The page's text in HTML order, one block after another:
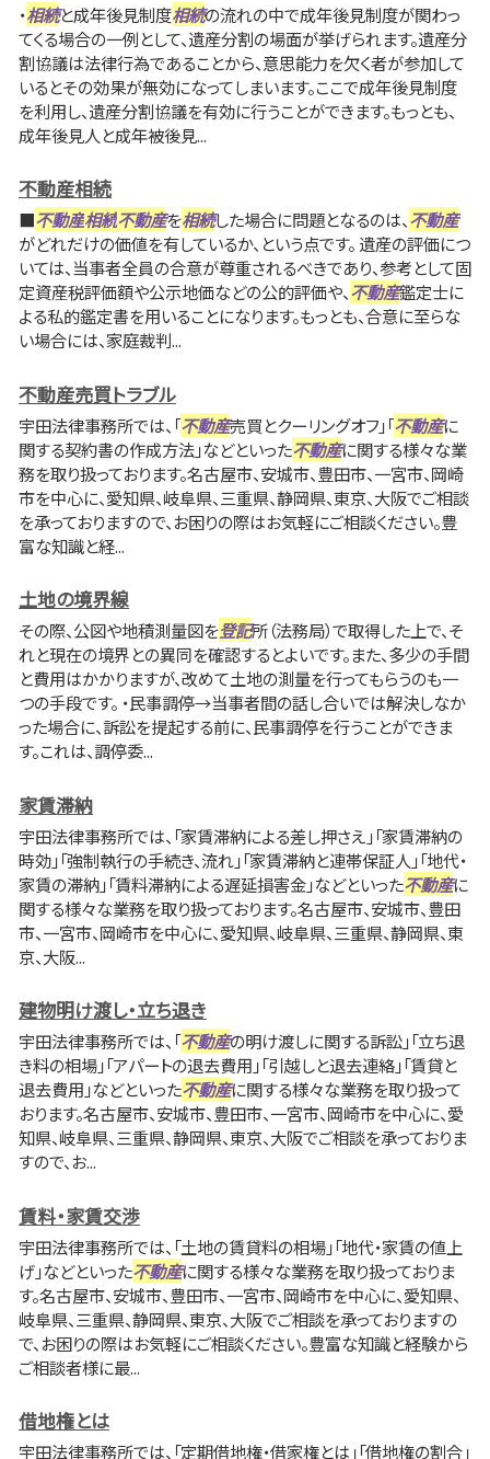
・相続と成年後見制度相続の流れの中で成年後見制度が関わっ
てくる場合の一例として、遺産分割の場面が挙げられます。遺産分
割協議は法律行為であることから、意思能力を欠く者が参加して
いるとその効果が無効になってしまいます。ここで成年後見制度
を利用し、遺産分割協議を有効に行うことができます。もっとも、
成年後見人と成年被後見...
不動産相続
■不動産相続不動産を相続した場合に問題となるのは、不動産
がどれだけの価値を有しているか、という点です。 遺産の評価につ
いては、当事者全員の合意が尊重されるべきであり、参考として固
定資産税評価額や公示地価などの公的評価や、不動産鑑定士に
よる私的鑑定書を用いることになります。もっとも、合意に至らな
い場合には、家庭裁判...
不動産売買トラブル
宇田法律事務所では、「不動産売買とクーリングオフ」「不動産に
関する契約書の作成方法」などといった不動産に関する様々な業
務を取り扱っております。名古屋市、安城市、豊田市、一宮市、岡崎
市を中心に、愛知県、岐阜県、三重県、静岡県、東京、大阪でご相談
を承っておりますので、お困りの際はお気軽にご相談ください。豊
富な知識と経...
土地の境界線
その際、公図や地積測量図を登記所（法務局）で取得した上で、そ
れと現在の境界との異同を確認するとよいです。また、多少の手間
と費用はかかりますが、改めて土地の測量を行ってもらうのも一
つの手段です。 ・民事調停→当事者間の話し合いでは解決しなか
った場合に、訴訟を提起する前に、民事調停を行うことができま
す。これは、調停委...
家賃滞納
宇田法律事務所では、「家賃滞納による差し押さえ」「家賃滞納の
時効」「強制執行の手続き、流れ」「家賃滞納と連帯保証人」「地代・
家賃の滞納」「賃料滞納による遅延損害金」などといった不動産に
関する様々な業務を取り扱っております。名古屋市、安城市、豊田
市、一宮市、岡崎市を中心に、愛知県、岐阜県、三重県、静岡県、東
京、大阪...
建物明け渡し・立ち退き
宇田法律事務所では、「不動産の明け渡しに関する訴訟」「立ち退
き料の相場」「アパートの退去費用」「引越しと退去連絡」「賃貸と
退去費用」などといった不動産に関する様々な業務を取り扱って
おります。名古屋市、安城市、豊田市、一宮市、岡崎市を中心に、愛
知県、岐阜県、三重県、静岡県、東京、大阪でご相談を承っておりま
すので、お...
賃料・家賃交渉
宇田法律事務所では、「土地の賃貸料の相場」「地代・家賃の値上
げ」などといった不動産に関する様々な業務を取り扱っておりま
す。名古屋市、安城市、豊田市、一宮市、岡崎市を中心に、愛知県、
岐阜県、三重県、静岡県、東京、大阪でご相談を承っておりますの
で、お困りの際はお気軽にご相談ください。豊富な知識と経験から
ご相談者様に最...
借地権とは
宇田法律事務所では、「定期借地権・借家権とは」「借地権の割合」